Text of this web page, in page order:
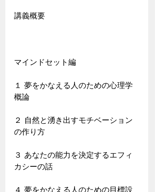
講義概要
マインドセット編
１ 夢をかなえる人のための心理学
概論
２ 自然と湧き出すモチベーション
の作り方
３ あなたの能力を決定するエフィ
カシーの話
４ 夢をかなえる人のための目標設